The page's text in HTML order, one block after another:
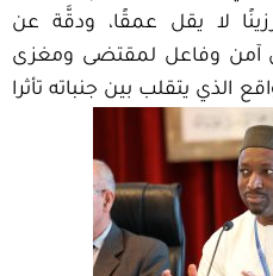
لا يقل عمقًا، ودقَّة عن
آمن وفاعل لمقتضى ومغزى
الذي يتقلب بين جنباته تأثرا